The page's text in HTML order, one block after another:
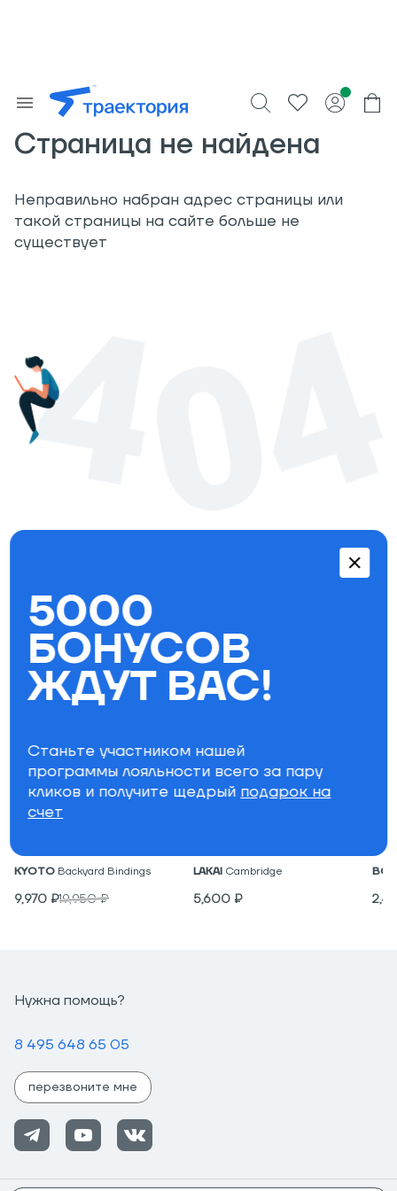
Страница не найдена
Неправильно набран адрес страницы или
такой страницы на сайте больше не
существует
Бестселлеры
Крепления для вейкборда
KYOTO Backyard Bindings
9,970 ₽19,950₽
LAKAI Cambridge
5,600 ₽
Нужна помощь?
8 495 648 65 05
перезвоните мне
5000
БОНУСОВ
ЖДУТ ВАС!
Станьте участником нашей
программы лояльности всего за пару
кликов и получите щедрый подарок на
счет